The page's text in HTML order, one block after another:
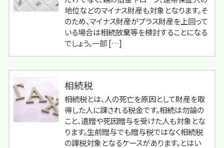
地位などのマイナス財産も対象となります。そ
のため、マイナス財産がプラス財産を上回って
いる場合は相続放棄等を検討することになる
でしょう。一部 […]
相続税
相続税とは、人の死亡を原因として財産を取
得した人に課される税金です。相続は勿論の
こと、遺贈や死因贈与を受けた人も対象とな
ります。生前贈与でも贈与税ではなく相続税
の課税対象となるケースがあります。とはい